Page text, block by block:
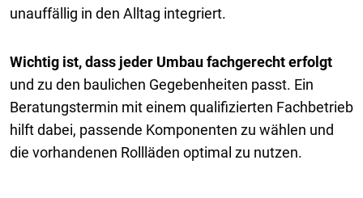
unauffällig in den Alltag integriert.
Wichtig ist, dass jeder Umbau fachgerecht erfolgt
und zu den baulichen Gegebenheiten passt. Ein
Beratungstermin mit einem qualifizierten Fachbetrieb
hilft dabei, passende Komponenten zu wählen und
die vorhandenen Rollläden optimal zu nutzen.